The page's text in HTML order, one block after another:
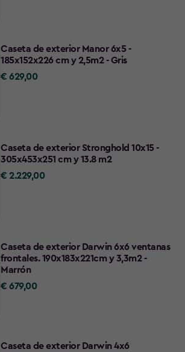
Caseta de exterior Manor 6x5 -
185x152x226 cm y 2,5m2 - Gris
€
€ 629,00
Caseta de exterior Stronghold 10x15 -
305x453x251 cm y 13.8 m2
€
€ 2.229,00
Caseta de exterior Darwin 6x6 ventanas
frontales. 190x183x221cm y 3,3m2 -
Marrón
€
€ 679,00
Caseta de exterior Darwin 4x6